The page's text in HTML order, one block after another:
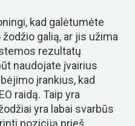
kad galėtumėte
galią, ar jis užima
rezultatų
naudojate įvairius
įrankius, kad
raidą. Taip yra
yra labai svarbūs
poziciją prieš